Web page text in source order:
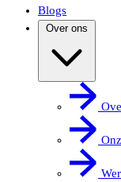
Blogs
Over ons